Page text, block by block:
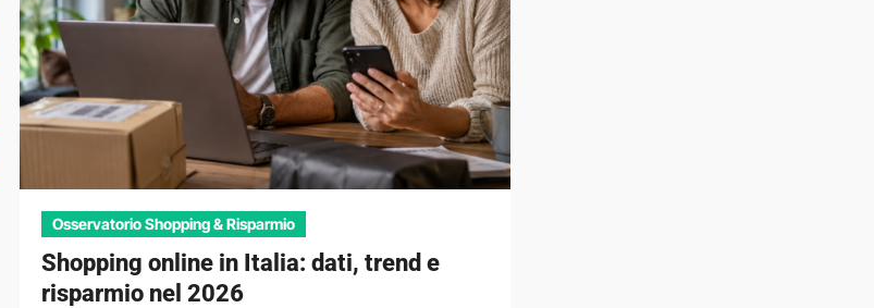
Osservatorio Shopping & Risparmio
Shopping online in Italia: dati, trend e
risparmio nel 2026